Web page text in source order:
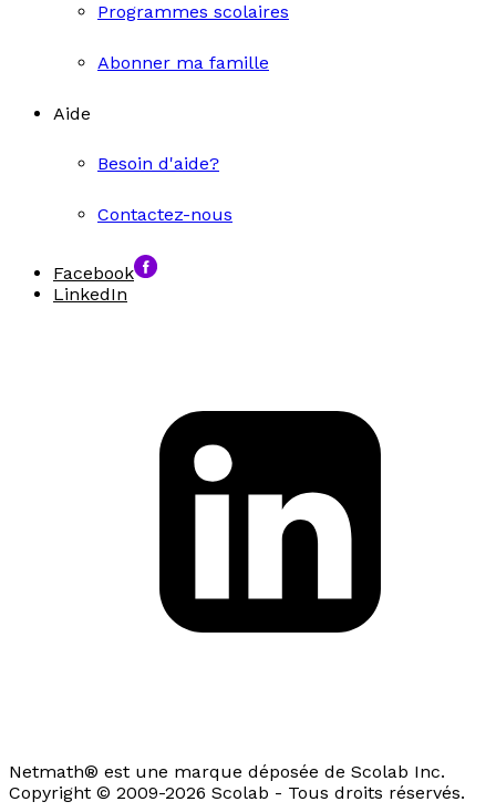
Programmes scolaires
Abonner ma famille
Aide
Besoin d'aide?
Contactez-nous
Facebook
LinkedIn
Netmath® est une marque déposée de Scolab Inc.
Copyright © 2009-2026 Scolab - Tous droits réservés.